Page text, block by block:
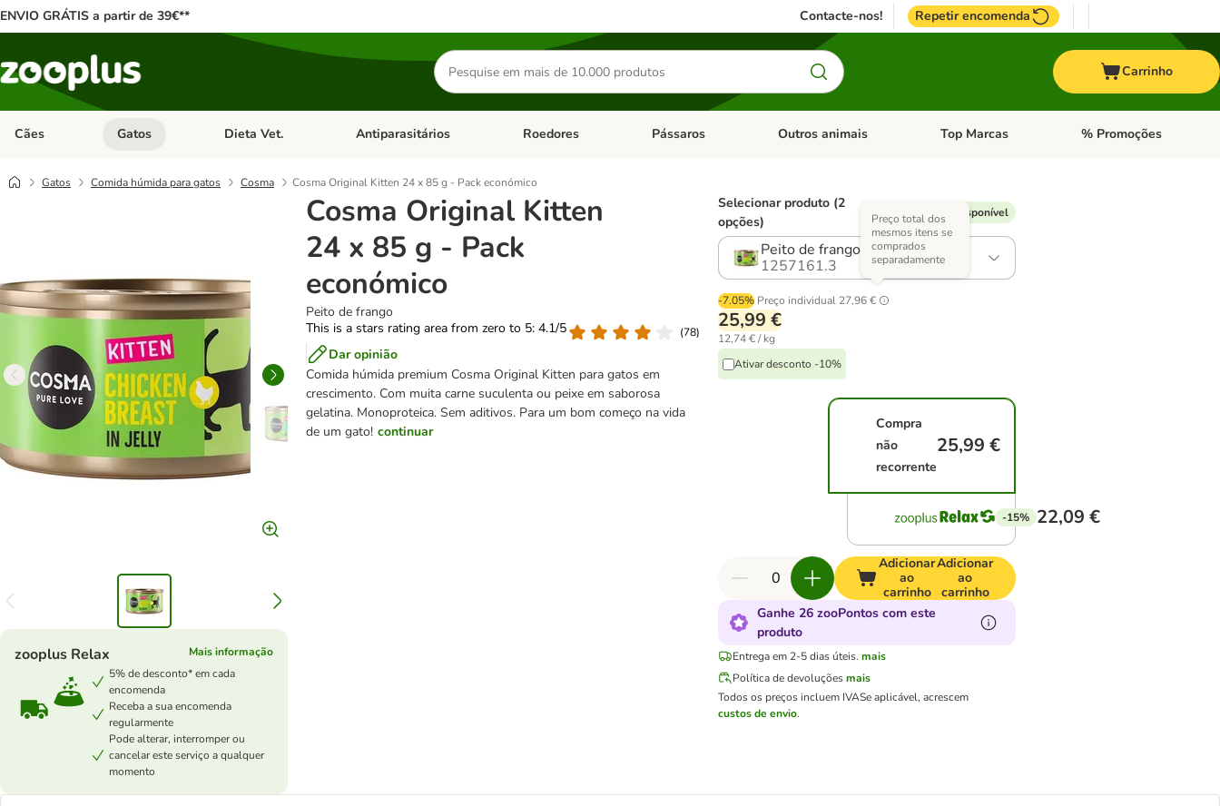
ENVIO GRÁTIS a partir de 39€** Contacte-nos! Repetir encomenda
Pesquisar
produtos
Carrinho
Cães Abrir menu de categoria: Cães
Gatos Abrir menu de categoria: Gatos
Dieta Vet. Abrir menu de categoria: Dieta Vet.
Antiparasitários Abrir menu de categoria: Antiparasitários
Roedores Abrir menu de categoria: Roedores
Pássaros Abrir menu de categoria: Pássaros
Outros animais Abrir menu de categoria: Outros animais
Top Marcas Abrir menu de categoria:
% Promoções
Gatos Comida húmida para gatos Cosma Cosma Original Kitten 24 x 85 g - Pack económico
Cosma Original Kitten
24 x 85 g - Pack
económico
Peito de frango
This is a stars rating area from zero to 5: 4.1/5
(78)
Dar opinião
Comida húmida premium Cosma Original Kitten para gatos em
crescimento. Com muita carne suculenta ou peixe em saborosa
gelatina. Monoproteica. Sem aditivos. Para um bom começo na vida
de um gato! continuar
zooplus Relax
Mais informação
5% de desconto* em cada
encomenda
Receba a sua encomenda
regularmente
Pode alterar, interromper ou
cancelar este serviço a qualquer
momento
Selecionar produto (2
opções)
% de desconto disponível
Peito de frango
1257161.3
-7.05% Preço individual 27,96 €
Preço total dos
mesmos itens se
comprados
separadamente
25,99 €
12,74 € / kg
Ativar desconto -10%
Compra
não
recorrente
25,99 €
-15% 22,09 €
Adicionar
ao
carrinho
Adicionar
ao
carrinho
Ganhe 26 zooPontos com este
produto
Entrega em 2-5 dias úteis. mais
Política de devoluçõesmais
Todos os preços incluem IVASe aplicável, acrescem
custos de envio.